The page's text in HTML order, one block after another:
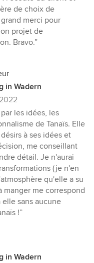
de choix de
merci pour
projet de
Bravo.”
in Wadern
les idées, les
de Tanaïs. Elle
à ses idées et
me conseillant
détail. Je n'aurai
(je n'en
qu'elle a su
manger me correspond
sans aucune
!”
in Wadern